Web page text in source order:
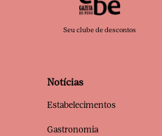
Seu clube de descontos
Notícias
Estabelecimentos
Gastronomia